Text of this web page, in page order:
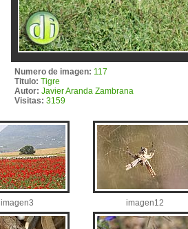
Numero de imagen: 117
Titulo: Tigre
Autor: Javier Aranda Zambrana
Visitas: 3159
imagen3 imagen12